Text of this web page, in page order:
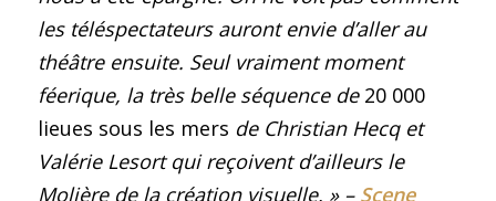
les téléspectateurs auront envie d’aller au
théâtre ensuite. Seul vraiment moment
féerique, la très belle séquence de 20 000
lieues sous les mers de Christian Hecq et
Valérie Lesort qui reçoivent d’ailleurs le
Molière de la création visuelle. » – Scene